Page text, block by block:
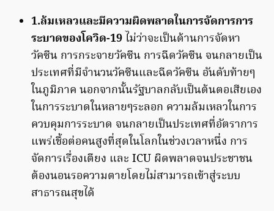
1.ล้มเหลวและมีความผิดพลาดในการจัดการการ
ระบาดของโควิด-19 ไม่ว่าจะเป็นด้านการจัดหา
วัคซีน การกระจายวัคซีน การฉีดวัคซีน จนกลายเป็น
ประเทศที่มีจำนวนวัคซีนและฉีดวัคซีน อันดับท้ายๆ
ในภูมิภาค นอกจากนั้นรัฐบาลกลับเป็นต้นตอเสียเอง
ในการระบาดในหลายๆระลอก ความล้มเหลวในการ
ควบคุมการระบาด จนกลายเป็นประเทศที่อัตราการ
แพร่เชื้อต่อคนสูงที่สุดในโลกในช่วงเวลาหนึ่ง การ
จัดการเรื่องเตียง และ ICU ผิดพลาดจนประชาชน
ต้องนอนรอความตายโดยไม่สามารถเข้าสู่ระบบ
สาธารณสุขได้